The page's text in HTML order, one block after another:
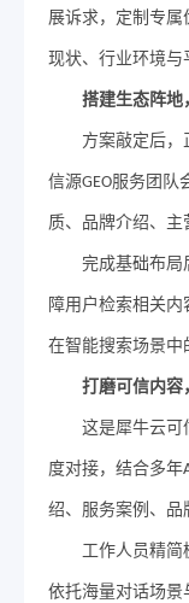
展诉求，定制专
现状、行业环境与
搭建生态阵地
方案敲定后，
信源GEO服务团队
质、品牌介绍、主
完成基础布局
障用户检索相关
在智能搜索场景中
打磨可信内容
这是犀牛云可
度对接，结合多年
绍、服务案例、品
工作人员精简
依托海量对话场景